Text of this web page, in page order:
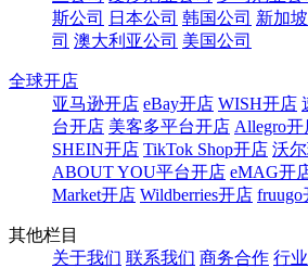
斯公司
日本公司 韩国公司 新加
司 澳大利亚公司 美国公司
全球开店
亚马逊开店 eBay开店 WISH开店
台开店 美客多平台开店 Allegro开
SHEIN开店 TikTok Shop开店 沃
ABOUT YOU平台开店 eMAG开
Market开店 Wildberries开店 fruugo
其他栏目
关于我们 联系我们 商务合作 行